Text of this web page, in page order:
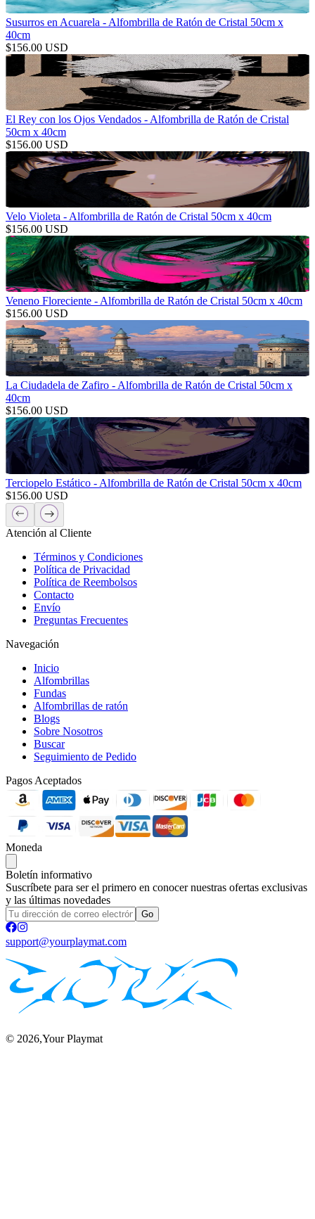
Susurros en Acuarela - Alfombrilla de Ratón de Cristal 50cm x
40cm
$156.00 USD
El Rey con los Ojos Vendados - Alfombrilla de Ratón de Cristal
50cm x 40cm
$156.00 USD
Velo Violeta - Alfombrilla de Ratón de Cristal 50cm x 40cm
$156.00 USD
Veneno Floreciente - Alfombrilla de Ratón de Cristal 50cm x 40cm
$156.00 USD
La Ciudadela de Zafiro - Alfombrilla de Ratón de Cristal 50cm x
40cm
$156.00 USD
Terciopelo Estático - Alfombrilla de Ratón de Cristal 50cm x 40cm
$156.00 USD
Atención al Cliente
Términos y Condiciones
Política de Privacidad
Política de Reembolsos
Contacto
Envío
Preguntas Frecuentes
Navegación
Inicio
Alfombrillas
Fundas
Alfombrillas de ratón
Blogs
Sobre Nosotros
Buscar
Seguimiento de Pedido
Pagos Aceptados
Moneda
Boletín informativo
Suscríbete para ser el primero en conocer nuestras ofertas exclusivas
y las últimas novedades
Go
support@yourplaymat.com
© 2026,Your Playmat